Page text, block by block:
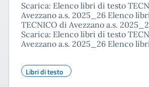
Scarica: Elenco libri di testo
Avezzano a.s. 2025_26 Elenco
TECNICO di Avezzano a.s.
Scarica: Elenco libri di testo
Avezzano a.s. 2025_26 Elenco
Libri di testo